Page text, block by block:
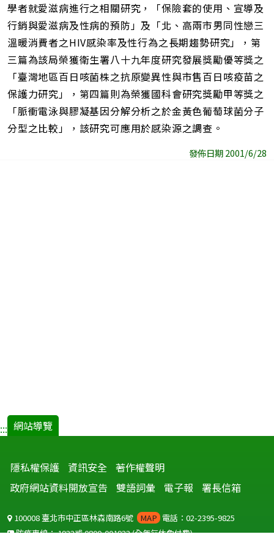
學者就愛滋病進行之相關研究，「保險套的使用、宣導及
行銷與愛滋病及性病的預防」及「北、高兩市男同性戀三
溫暖消費者之HIV感染率及性行為之長期趨勢研究」，第
三篇為該局榮獲衛生署八十九年度研究發展獎勵優等獎之
「臺灣地區百日咳菌株之抗原變異性與市售百日咳疫苗之
保護力研究」，第四篇則為榮獲國科會研究獎勵甲等獎之
「脈衝電泳與膠凝基因分解分析之於金黃色葡萄球菌分子
分型之比較」，該研究可應用於感染源之調查。
發佈日期 2001/6/28
::: 網站導覽
隱私權保護 資訊安全 著作權聲明
政府網站資料開放宣告
雙語詞彙 電子報 署長信箱
100008 臺北市中正區林森南路6號 MAP 電話：02-2395-9825
防疫專線：1922或0800-001922(全年無休免付費)